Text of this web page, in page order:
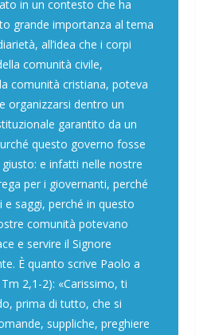
in un contesto che ha
grande importanza al tema
all’idea che i corpi
comunità civile,
comunità cristiana, poteva
organizzarsi dentro un
garantito da un
questo governo fosse
e infatti nelle nostre
per i giovernanti, perché
e saggi, perché in questo
comunità potevano
e servire il Signore
È quanto scrive Paolo a
2,1-2): «Carissimo, ti
prima di tutto, che si
suppliche, preghiere